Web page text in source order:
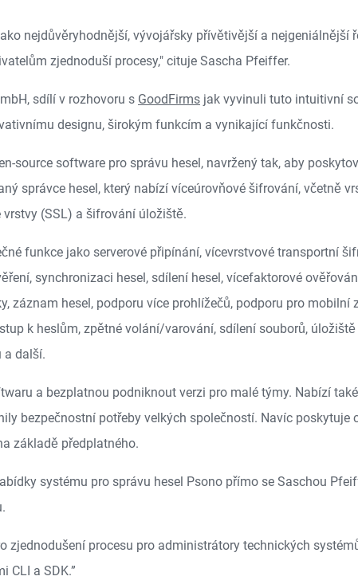
nejdůvěryhodnější, vývojářsky přívětivější a nejgeniálnější
zjednoduší procesy," cituje Sascha Pfeiffer.
sdílí v rozhovoru s GoodFirms jak vyvinuli tuto intuitivní
designu, širokým funkcím a vynikající funkčnosti.
source software pro správu hesel, navržený tak, aby
správce hesel, který nabízí víceúrovňové šifrování, včetně
(SSL) a šifrování úložiště.
funkce jako serverové připínání, vícevrstvové transportní
synchronizaci hesel, sdílení hesel, vícefaktorové
záznam hesel, podporu více prohlížečů, podporu pro mobilní
k heslům, zpětné volání/varování, sdílení souborů,
a další.
a bezplatnou podniknout verzi pro malé týmy. Nabízí
bezpečnostní potřeby velkých společností. Navíc
základě předplatného.
systému pro správu hesel Psono přímo se Saschou
zjednodušení procesu pro administrátory technických
CLI a SDK.”